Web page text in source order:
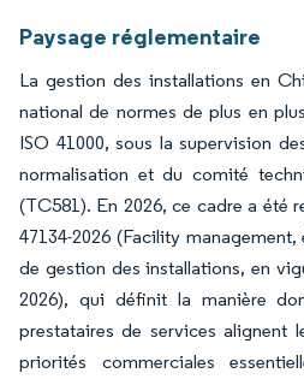
Paysage réglementaire
La gestion des installations en
national de normes de plus en
ISO 41000, sous la supervision
normalisation et du comité
(TC581). En 2026, ce cadre a été
47134-2026 (Facility
de gestion des installations, en
2026), qui définit la manière
prestataires de services alignent
priorités commerciales